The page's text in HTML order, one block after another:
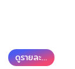
ดูรายละเอียด